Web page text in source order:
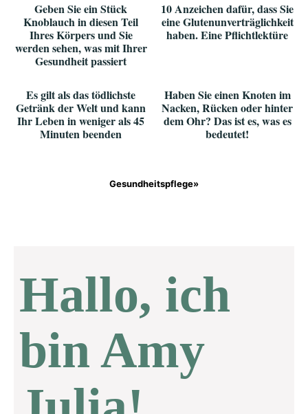
Geben Sie ein Stück
Knoblauch in diesen Teil
Ihres Körpers und Sie
werden sehen, was mit Ihrer
Gesundheit passiert
10 Anzeichen dafür, dass Sie
eine Glutenunverträglichkeit
haben. Eine Pflichtlektüre
Es gilt als das tödlichste
Getränk der Welt und kann
Ihr Leben in weniger als 45
Minuten beenden
Haben Sie einen Knoten im
Nacken, Rücken oder hinter
dem Ohr? Das ist es, was es
bedeutet!
Gesundheitspflege»
Hallo, ich
bin Amy